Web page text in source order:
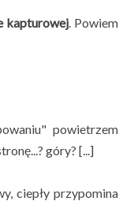
kapturowej. Powiem
powietrzem
góry? [...]
ciepły przypomina